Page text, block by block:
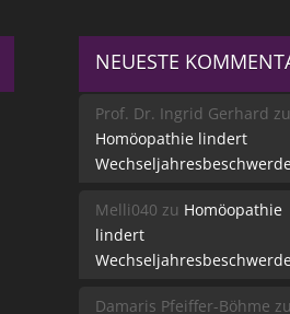
NEUESTE
Prof. Dr. Ingrid Gerhard zu
Homöopathie lindert
Melli040 zu Homöopathie
lindert
Damaris Pfeiffer-Böhme zu